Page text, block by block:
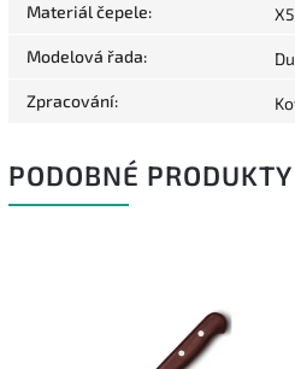
Materiál čepele:
Modelová řada:
Zpracování:
PODOBNÉ PRODUKTY